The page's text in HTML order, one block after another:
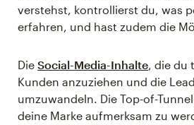
verstehst, kontrollierst du, was
erfahren, und hast zudem die
Die Social-Media-Inhalte, die du
Kunden anzuziehen und die
umzuwandeln. Die Top-of-
deine Marke aufmerksam zu